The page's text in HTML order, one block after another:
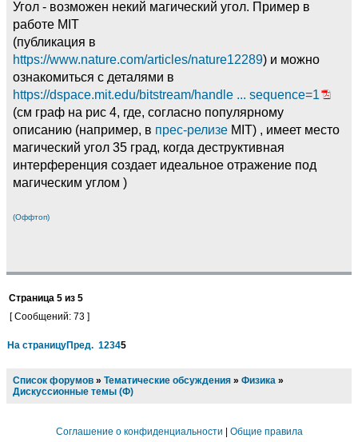
Угол - возможен некий магический угол. Пример в
работе MIT
(публикация в
https://www.nature.com/articles/nature12289) и можно
ознакомиться с деталями в
https://dspace.mit.edu/bitstream/handle ... sequence=1
(см граф на рис 4, где, согласно популярному
описанию (например, в прес-релизе MIT) , имеет место
магический угол 35 град, когда деструктивная
интерференция создает идеальное отражение под
магическим углом )
(Оффтоп)
Страница 5 из 5
[ Сообщений: 73 ]
На страницуПред. 12345
Список форумов » Тематические обсуждения » Физика »
Дискуссионные темы (Ф)
Соглашение о конфиденциальности Общие правила